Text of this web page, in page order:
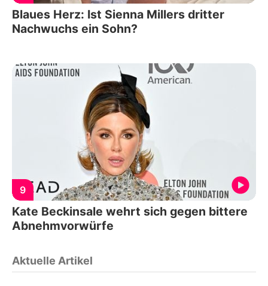
Blaues Herz: Ist Sienna Millers dritter
Nachwuchs ein Sohn?
9
Kate Beckinsale wehrt sich gegen bittere
Abnehmvorwürfe
Aktuelle Artikel